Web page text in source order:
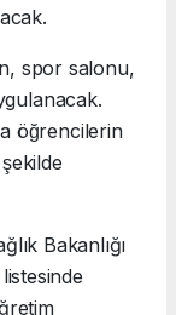
spor salonu,
öğrencilerin
Bakanlığı